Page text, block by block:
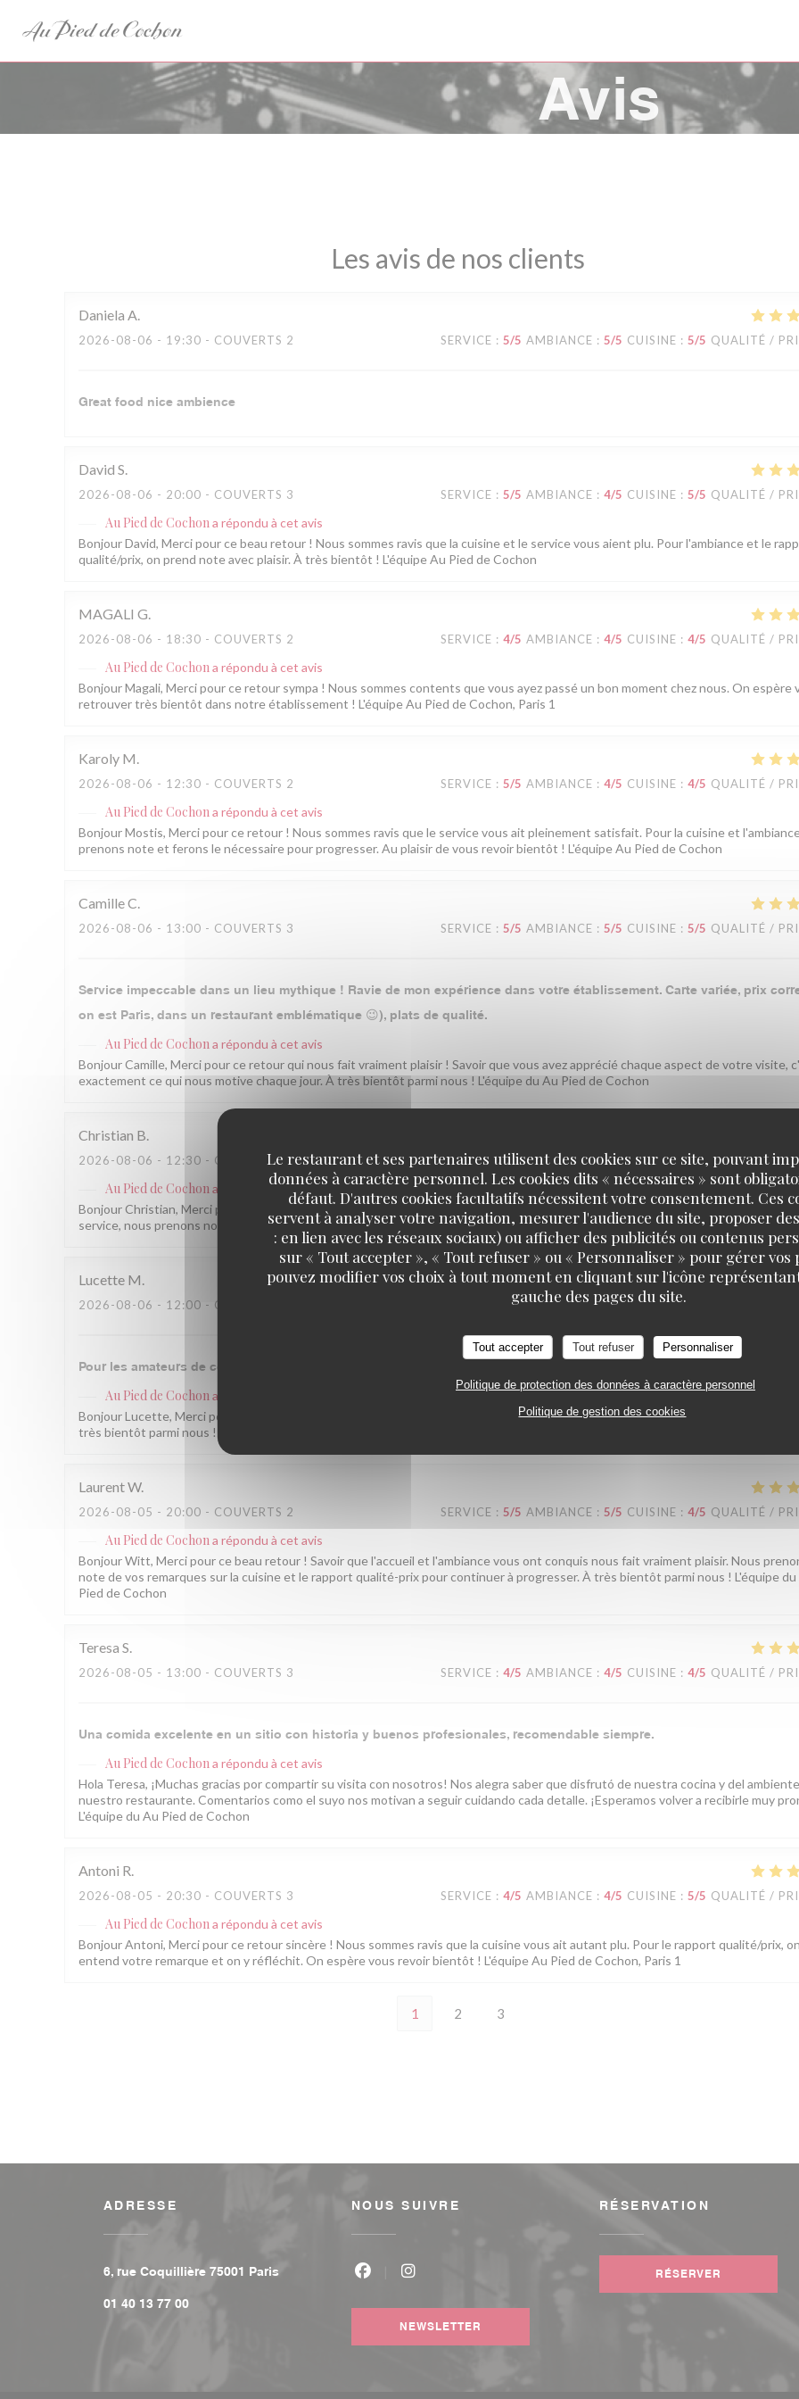
Le restaurant et ses partenaires utilisent des cookies sur ce site, pouvant
données à caractère personnel. Les cookies dits « nécessaires » sont
défaut. D'autres cookies facultatifs nécessitent votre consentement. Ces
servent à analyser votre navigation, mesurer l'audience du site, proposer
: en lien avec les réseaux sociaux) ou afficher des publicités ou contenus
sur « Tout accepter », « Tout refuser » ou « Personnaliser » pour gérer vos
pouvez modifier vos choix à tout moment en cliquant sur l'icône
gauche des pages du site.
Tout accepter Tout refuser Personnaliser
Politique de protection des données à caractère personnel
Politique de gestion des cookies
Avis
Les avis de nos clients
Daniela A
2026-08-06 - 19:30 - COUVERTS 2 SERVICE : 5/5 AMBIANCE : 5/5 CUISINE : 5/5 QUALITÉ /
Great food nice ambience
David S
2026-08-06 - 20:00 - COUVERTS 3 SERVICE : 5/5 AMBIANCE : 4/5 CUISINE : 5/5 QUALITÉ /
Au Pied de Cochona répondu à cet avis
Bonjour David, Merci pour ce beau retour ! Nous sommes ravis que la cuisine et le service vous aient plu. Pour l'ambiance et le
qualité/prix, on prend note avec plaisir. À très bientôt ! L'équipe Au Pied de Cochon
MAGALI G
2026-08-06 - 18:30 - COUVERTS 2 SERVICE : 4/5 AMBIANCE : 4/5 CUISINE : 4/5 QUALITÉ /
Au Pied de Cochona répondu à cet avis
Bonjour Magali, Merci pour ce retour sympa ! Nous sommes contents que vous ayez passé un bon moment chez nous. On espère
retrouver très bientôt dans notre établissement ! L'équipe Au Pied de Cochon, Paris 1
Karoly M
2026-08-06 - 12:30 - COUVERTS 2 SERVICE : 5/5 AMBIANCE : 4/5 CUISINE : 4/5 QUALITÉ /
Au Pied de Cochona répondu à cet avis
Bonjour Mostis, Merci pour ce retour ! Nous sommes ravis que le service vous ait pleinement satisfait. Pour la cuisine et
prenons note et ferons le nécessaire pour progresser. Au plaisir de vous revoir bientôt ! L'équipe Au Pied de Cochon
CamilleC
2026-08-06 - 13:00 - COUVERTS 3 SERVICE : 5/5 AMBIANCE : 5/5 CUISINE : 5/5 QUALITÉ /
Service impeccable dans un lieu mythique ! Ravie de mon expérience dans votre établissement. Carte variée, prix
on est Paris, dans un restaurant emblématique 😉), plats de qualité.
Au Pied de Cochona répondu à cet avis
Bonjour Camille, Merci pour ce retour qui nous fait vraiment plaisir ! Savoir que vous avez apprécié chaque aspect de votre visite,
exactement ce qui nous motive chaque jour. À très bientôt parmi nous ! L'équipe du Au Pied de Cochon
Christian B
2026-08-06 - 12:30 - COUVERTS 2 SERVICE : 4 /5 AMBIANCE: 5/5 CUISINE : 5/5 QUALITÉ /
Au Pied de Cochona répondu à cet avis
Bonjour Christian, Merci pour ce beau retour ! Ravis que la cuisine, l'ambiance et le rapport qualité-prix vous aient conquis.
service, nous prenons note et ferons encore mieux. À très bientôt parmi nous ! L'équipe du Au Pied de Cochon
Lucette M
2026-08-06 - 12:00 - COUVERTS 2 /5 AMBIANCE : 5/5 CUISINE:
Pour les amateurs de cochonnaille une excellente adresse, service agréable et efficace
Au Pied de Cochona répondu à cet avis
Bonjour Lucette, Merci pour ce beau retour ! Savoir que vous avez passé un aussi bon moment chez nous nous fait vraiment plaisir.
très bientôt parmi nous ! L'équipe du Au Pied de Cochon
LaurentW
2026-08-05 - 20:00 - COUVERTS 2 SERVICE : 5/5 AMBIANCE : 5/5 CUISINE : 4/5 QUALITÉ /
Au Pied de Cochona répondu à cet avis
Bonjour Witt, Merci pour ce beau retour ! Savoir que l'accueil et l'ambiance vous ont conquis nous fait vraiment plaisir. Nous
note de vos remarques sur la cuisine et le rapport qualité-prix pour continuer à progresser. À très bientôt parmi nous ! L'équipe du
Pied de Cochon
Teresa S
2026-08-05 - 13:00 - COUVERTS 3 SERVICE : 4/5 AMBIANCE : 4/5 CUISINE : 4/5 QUALITÉ /
Una comida excelente en un sitio con historia y buenos profesionales, recomendable siempre.
Au Pied de Cochona répondu à cet avis
Hola Teresa, ¡Muchas gracias por compartir su visita con nosotros! Nos alegra saber que disfrutó de nuestra cocina y del
nuestro restaurante. Comentarios como el suyo nos motivan a seguir cuidando cada detalle. ¡Esperamos volver a recibirle muy
L'équipe du Au Pied de Cochon
Antoni R
2026-08-05 - 20:30 - COUVERTS 3 SERVICE : 4/5 AMBIANCE : 4/5 CUISINE : 5/5 QUALITÉ /
Au Pied de Cochona répondu à cet avis
Bonjour Antoni, Merci pour ce retour sincère ! Nous sommes ravis que la cuisine vous ait autant plu. Pour le rapport qualité/prix, on
entend votre remarque et on y réfléchit. On espère vous revoir bientôt ! L'équipe Au Pied de Cochon, Paris 1
1 2 3
ADRESSE
6, rue Coquillière 75001 Paris((ouvre une nouvelle fenêtre))
01 40 13 77 00
NOUS SUIVRE
NEWSLETTER
RÉSERVATION
RÉSERVER